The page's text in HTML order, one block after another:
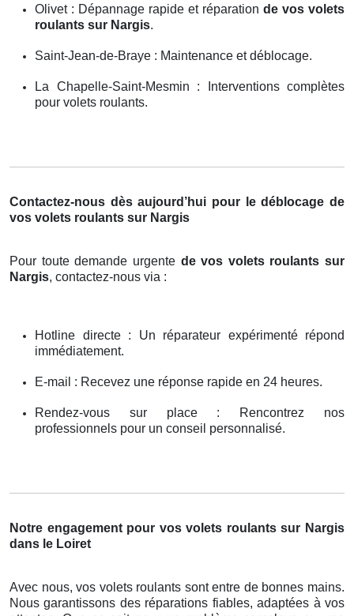
Olivet : Dépannage rapide et réparation de vos volets
roulants sur Nargis.
Saint-Jean-de-Braye : Maintenance et déblocage.
La Chapelle-Saint-Mesmin : Interventions complètes
pour volets roulants.
Contactez-nous dès aujourd’hui pour le déblocage de
vos volets roulants sur Nargis
Pour toute demande urgente de vos volets roulants sur
Nargis, contactez-nous via :
Hotline directe : Un réparateur expérimenté répond
immédiatement.
E-mail : Recevez une réponse rapide en 24 heures.
Rendez-vous sur place : Rencontrez nos
professionnels pour un conseil personnalisé.
Notre engagement pour vos volets roulants sur Nargis
dans le Loiret
Avec nous, vos volets roulants sont entre de bonnes mains.
Nous garantissons des réparations fiables, adaptées à vos